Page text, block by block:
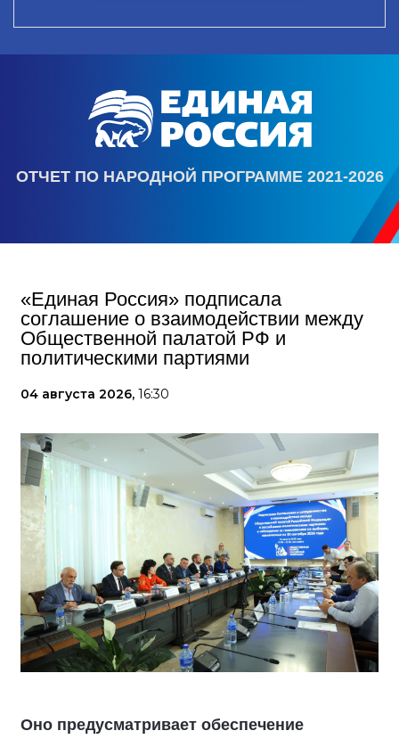
ОТЧЕТ ПО НАРОДНОЙ ПРОГРАММЕ 2021-2026
«Единая Россия» подписала
соглашение о взаимодействии между
Общественной палатой РФ и
политическими партиями
04 августа 2026, 16:30
Оно предусматривает обеспечение